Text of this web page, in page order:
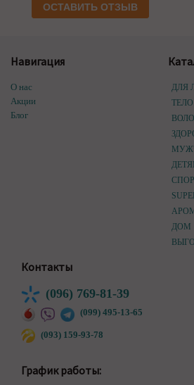
ОСТАВИТЬ ОТЗЫВ
Навигация
О нас
Акции
Блог
ДЛЯ
ТЕЛО
ДОМ
Контакты
(096) 769-81-39
(099) 495-13-65
(093) 159-93-78
График работы: